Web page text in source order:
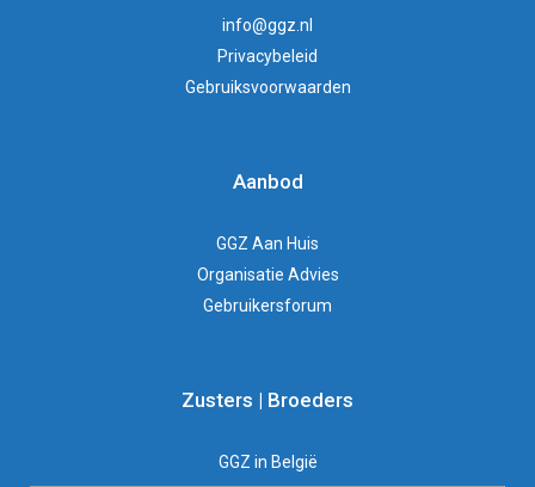
info@ggz.nl
Privacybeleid
Gebruiksvoorwaarden
Aanbod
GGZ Aan Huis
Organisatie Advies
Gebruikersforum
Zusters | Broeders
GGZ in België